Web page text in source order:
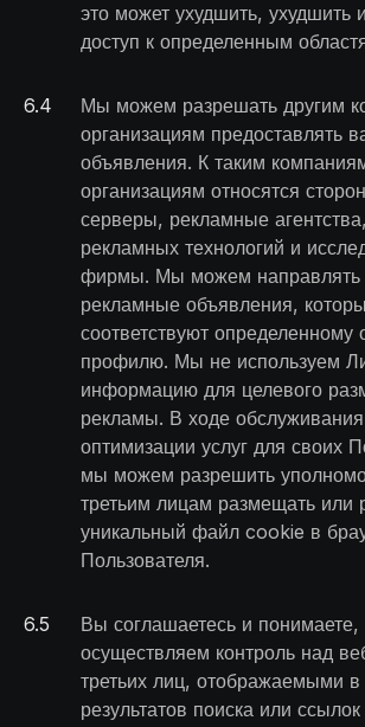
это может ухудшить, ухудшить
доступ к определенным
6.4
Мы можем разрешать другим
организациям предоставлять
объявления. К таким
организациям относятся
серверы, рекламные
рекламных технологий и
фирмы. Мы можем направлять
рекламные объявления,
соответствуют
профилю. Мы не используем
информацию для целевого
рекламы. В ходе
оптимизации услуг для своих
мы можем разрешить
третьим лицам размещать или
уникальный файл cookie в
Пользователя.
6.5
Вы соглашаетесь и
осуществляем контроль над
третьих лиц, отображаемыми
результатов поиска или